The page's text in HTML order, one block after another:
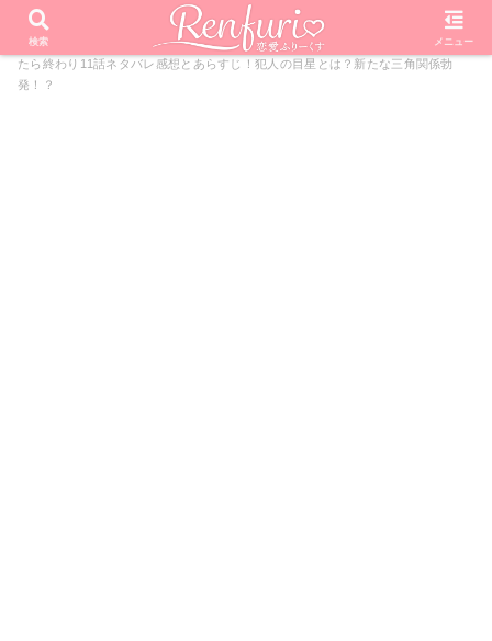
PR
ホーム ドラマ フォローされたら終わり
フォローされ
たら終わり11話ネタバレ感想とあらすじ！犯人の目星とは？新たな三角関係勃
発！？
検索 メニュー